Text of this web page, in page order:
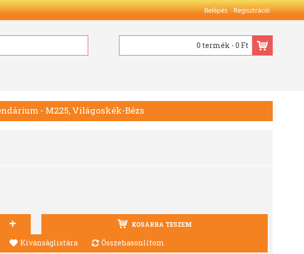
Belépés Regisztráció
0 termék - 0 Ft
- M225, Világoskék-Bézs
+ KOSÁRBA TESZEM
Kívánságlistára Összehasonlítom